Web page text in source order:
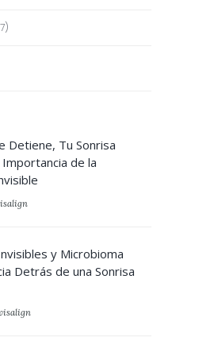
Detiene, Tu Sonrisa
de la
y Microbioma
Detrás de una Sonrisa